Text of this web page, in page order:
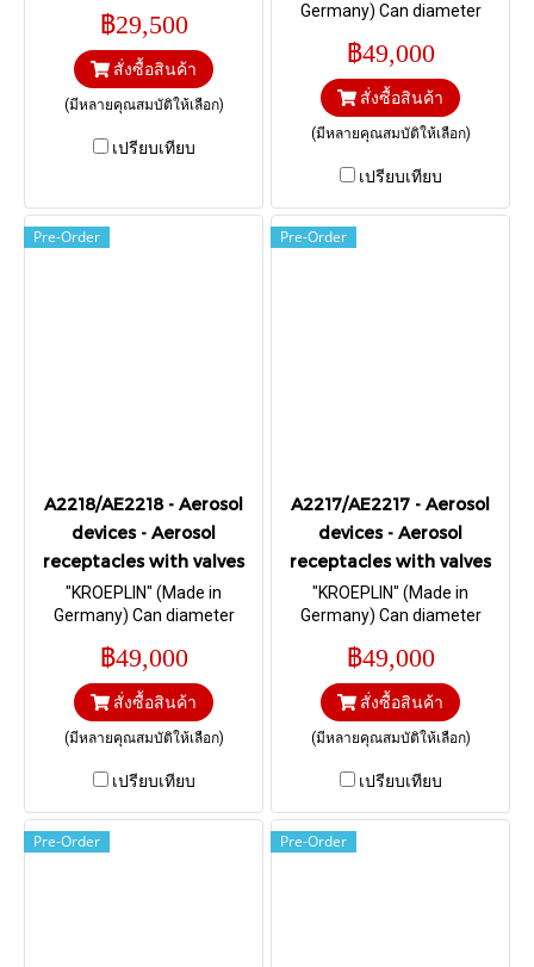
valve, Measurement of the
Clinch diameter ‘Dcv’ at the
valve I Range 5 – 15 mm.
฿29,500
สั่งซื้อสินค้า
(มีหลายคุณสมบัติให้เลือก)
เปรียบเทียบ
Germany) Can diameter
0 – 30 mm.
฿49,000
สั่งซื้อสินค้า
(มีหลายคุณสมบัติให้เลือก)
เปรียบเทียบ
Pre-Order
A2218/AE2218 - Aerosol
devices - Aerosol
receptacles with valves
"KROEPLIN" (Made in
Germany) Can diameter
0 – 30 mm.
฿49,000
สั่งซื้อสินค้า
(มีหลายคุณสมบัติให้เลือก)
เปรียบเทียบ
Pre-Order
A2217/AE2217 - Aerosol
devices - Aerosol
receptacles with valves
"KROEPLIN" (Made in
Germany) Can diameter
0 – 30 mm.
฿49,000
สั่งซื้อสินค้า
(มีหลายคุณสมบัติให้เลือก)
เปรียบเทียบ
Pre-Order Pre-Order